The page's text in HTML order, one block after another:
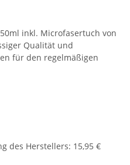
inkl. Microfasertuch von
Qualität und
für den regelmäßigen
des Herstellers: 15,95 €